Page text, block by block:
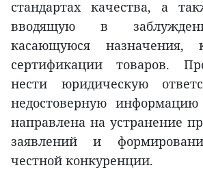
стандартах качества, а
вводящую в
касающуюся назначения,
сертификации товаров.
нести юридическую
недостоверную
направлена на устранение
заявлений и
честной конкуренции.